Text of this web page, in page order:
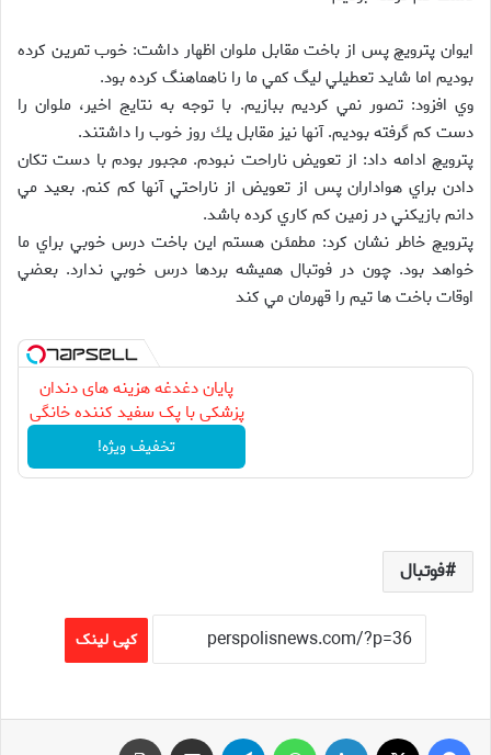
ايوان پترويچ پس از باخت مقابل ملوان اظهار داشت: خوب تمرين كرده
بوديم اما شايد تعطيلي ليگ كمي ما را ناهماهنگ كرده بود.
وي افزود: تصور نمي كرديم ببازيم. با توجه به نتايج اخير، ملوان را
دست كم گرفته بوديم. آنها نيز مقابل يك روز خوب را داشتند.
پترويچ ادامه داد: از تعويض ناراحت نبودم. مجبور بودم با دست تكان
دادن براي هواداران پس از تعويض از ناراحتي آنها كم كنم. بعيد مي
دانم بازيكني در زمين كم كاري كرده باشد.
پترويچ خاطر نشان كرد: مطمئن هستم اين باخت درس خوبي براي ما
خواهد بود. چون در فوتبال هميشه بردها درس خوبي ندارد. بعضي
اوقات باخت ها تيم را قهرمان مي كند
پایان دغدغه هزینه های دندان
پزشکی با پک سفید کننده خانگی
تخفیف ویژه!
فوتبال
کپی لینک
فیس بوک لینکدین تلگرام اشتراک گذاری از طریق ایمیل